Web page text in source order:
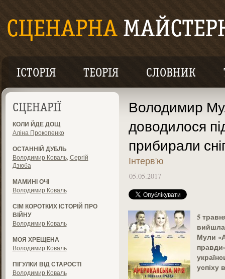
ІСТОРІЯ ТЕОРІЯ СЛОВНИК
СЦЕНАРІЇ
КОЛИ ЙДЕ ДОЩ
Аліна Прокопенко
ОСТАННІЙ ДУБЛЬ
Володимир Коваль, Сергій
Дзюба
МАМИНІ ОЧІ
Володимир Коваль
СІМ КОРОТКИХ ІСТОРІЙ ПРО
ВІЙНУ
Володимир Коваль
МОЯ ХРЕЩЕНА
Володимир Коваль
ПІГУЛКИ ВІД СТАРОСТІ
Володимир Коваль
Володимир
доводилося
прибирали
Інтерв'ю
05.05.2017
5
Мули
успіху